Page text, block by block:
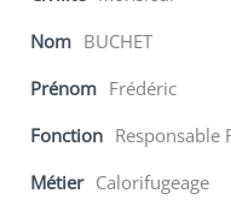
Nom BUCHET
Prénom Frédéric
Fonction Responsable
Métier Calorifugeage